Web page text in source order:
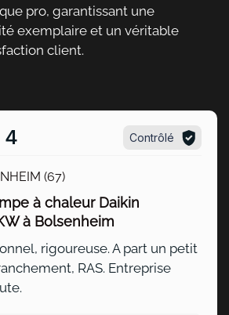
pro, garantissant une
exemplaire et un véritable
client.
4 Contrôlé
(67)
à chaleur Daikin
à Bolsenheim
rigoureuse. A part un petit
RAS. Entreprise